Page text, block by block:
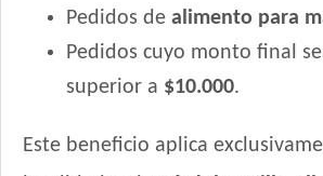
Pedidos de alimento para
Pedidos cuyo monto final
superior a $10.000.
Este beneficio aplica